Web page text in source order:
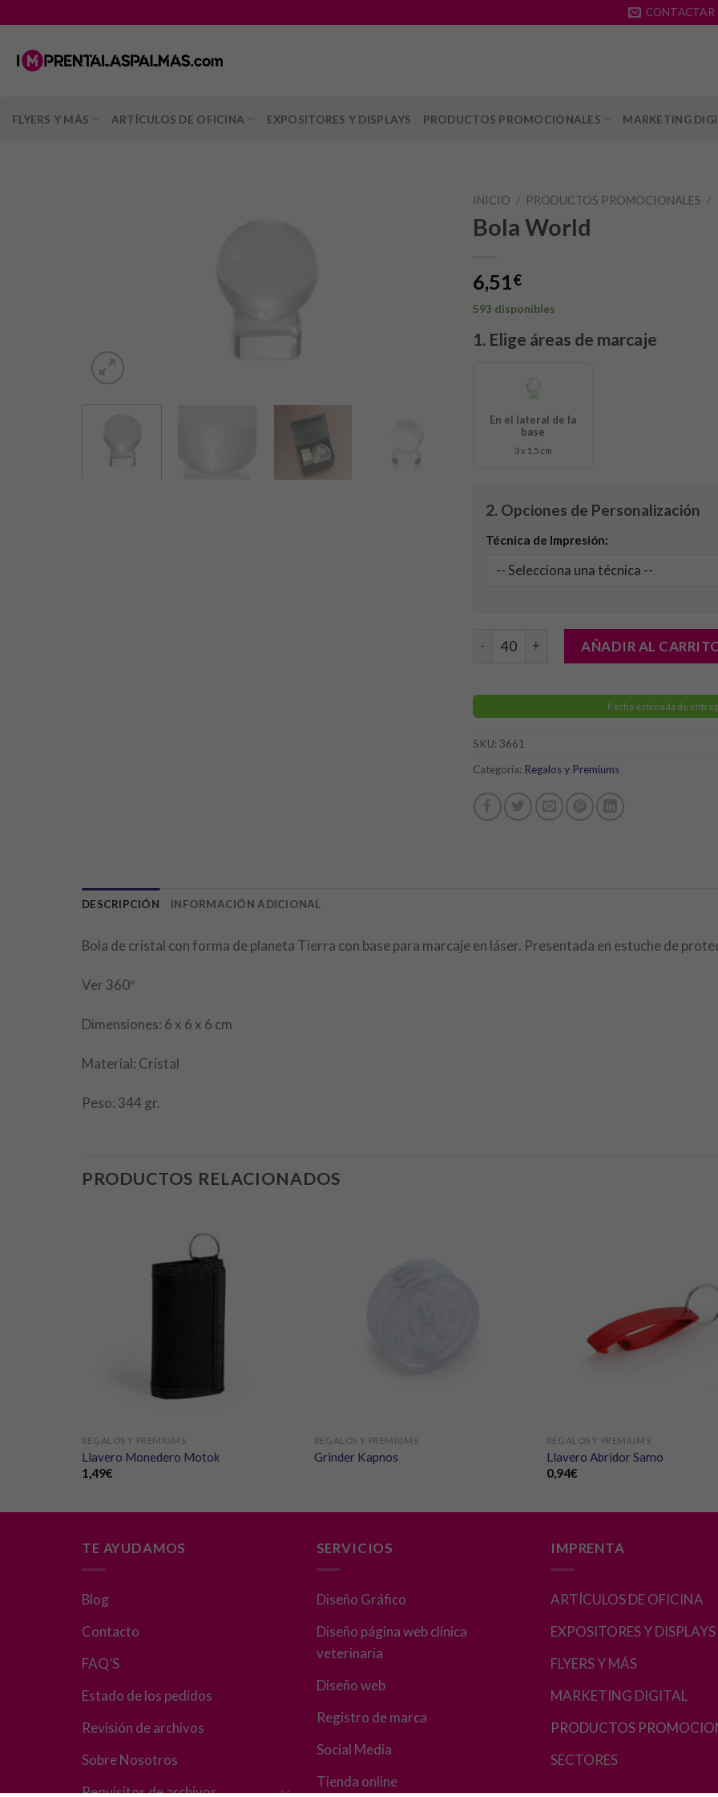
contenido
CONTACTAR
FLYERS Y MÁS ARTÍCULOS DE OFICINA EXPOSITORES Y DISPLAYS PRODUCTOS PROMOCIONALES MARKETING
INICIO / PRODUCTOS PROMOCIONALES /
Bola World
6,51€
593 disponibles
1. Elige áreas de marcaje
En el lateral de la
base
3 x 1.5 cm
2. Opciones de Personalización
Técnica de Impresión:
Bola World cantidadAÑADIR AL
Fecha estimada de
SKU: 3661
Categoría: Regalos y Premiums
DESCRIPCIÓN INFORMACIÓN ADICIONAL
Bola de cristal con forma de planeta Tierra con base para marcaje en láser. Presentada en estuche de
Ver 360º
Dimensiones: 6 x 6 x 6 cm
Material: Cristal
Peso: 344 gr.
PRODUCTOS RELACIONADOS
REGALOS Y PREMIUMS
Llavero Monedero Motok
1,49€
REGALOS Y PREMIUMS
Grinder Kapnos
REGALOS Y PREMIUMS
Llavero Abridor Samo
0,94€
TE AYUDAMOS
Blog
Contacto
FAQ’S
Estado de los pedidos
Revisión de archivos
Sobre Nosotros
Requisitos de archivos
SERVICIOS
Diseño Gráfico
Diseño página web clínica
veterinaria
Diseño web
Registro de marca
Social Media
Tienda online
IMPRENTA
ARTÍCULOS DE OFICINA
EXPOSITORES Y DISPLAYS
FLYERS Y MÁS
MARKETING DIGITAL
PRODUCTOS
SECTORES
opcionales.
Son
para que
web.
Estadísticas
podamos
funcionalidad
de la web, en